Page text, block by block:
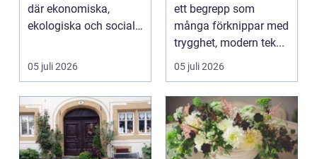
där ekonomiska,
ekologiska och sociala
...
05 juli 2026
ett begrepp som
många förknippar med
trygghet, modern tek...
05 juli 2026